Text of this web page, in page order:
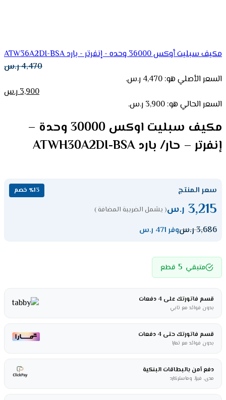
مكیف سبلیت أوكس 36000 وحده - إنفرتر - بارد ATW36A2DI-BSA
4,470ر.س
السعر الأصلي هو: 4,470 ر.س.
3,900ر.س
السعر الحالي هو: 3,900 ر.س.
مكیف سبلیت اوكس 30000 وحدة –
إنفرتر – حار/ بارد ATWH30A2DI-BSA
سعر المنتج ٪13 خصم
3,215 ر.س( يشمل الضريبة المضافة )
3,686ر.سوفر 471 ر.س
متبقي 5 قطع
قسم فاتورتك على 4 دفعات
بدون فوائد مع تابي
قسم فاتورتك حتى 4 دفعات
بدون فوائد مع تمارا
دفع آمن بالبطاقات البنكية
مدى، فيزا، وماستركارد